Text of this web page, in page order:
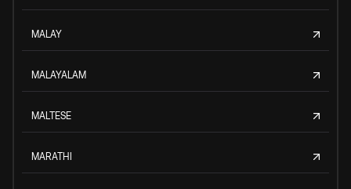
MALAY
MALAYALAM
MALTESE
MARATHI